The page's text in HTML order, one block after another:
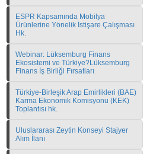
ESPR Kapsamında Mobilya
Ürünlerine Yönelik İstişare Çalışması
Hk.
Webinar: Lüksemburg Finans
Ekosistemi ve Türkiye?Lüksemburg
Finans İş Birliği Fırsatları
Türkiye-Birleşik Arap Emirlikleri (BAE)
Karma Ekonomik Komisyonu (KEK)
Toplantısı hk.
Uluslararası Zeytin Konseyi Stajyer
Alım İlanı